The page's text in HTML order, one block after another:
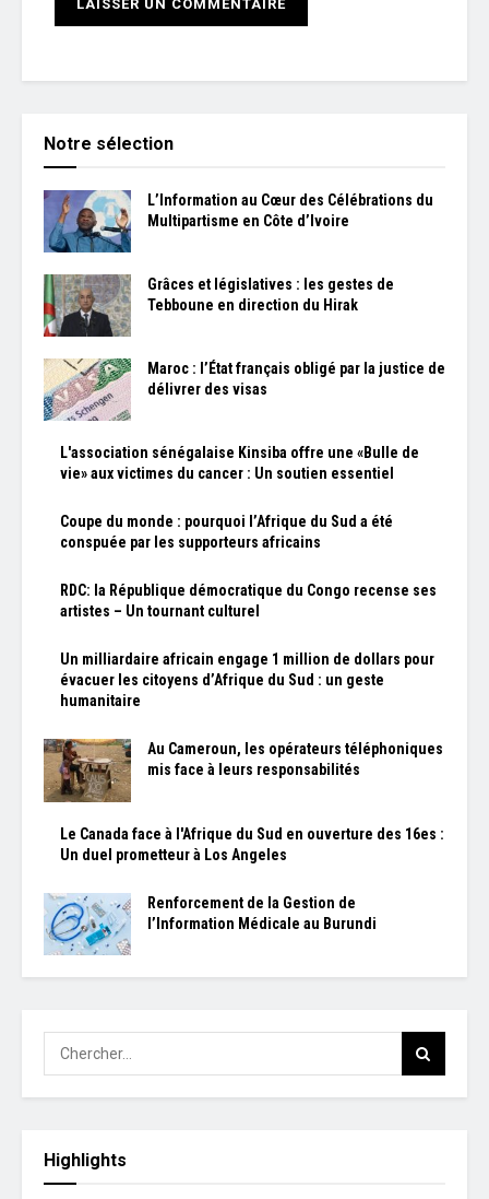
Notre sélection
L’Information au Cœur des Célébrations du
Multipartisme en Côte d’Ivoire
Grâces et législatives : les gestes de
Tebboune en direction du Hirak
Maroc : l’État français obligé par la justice de
délivrer des visas
L'association sénégalaise Kinsiba offre une «Bulle de
vie» aux victimes du cancer : Un soutien essentiel
Coupe du monde : pourquoi l’Afrique du Sud a été
conspuée par les supporteurs africains
RDC: la République démocratique du Congo recense ses
artistes – Un tournant culturel
Un milliardaire africain engage 1 million de dollars pour
évacuer les citoyens d’Afrique du Sud : un geste
humanitaire
Au Cameroun, les opérateurs téléphoniques
mis face à leurs responsabilités
Le Canada face à l'Afrique du Sud en ouverture des 16es :
Un duel prometteur à Los Angeles
Renforcement de la Gestion de
l’Information Médicale au Burundi
Highlights